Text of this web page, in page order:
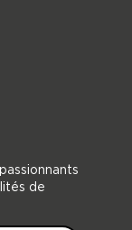
de